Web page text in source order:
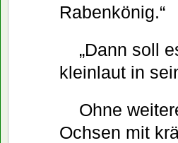
Rabenkönig.“
„Dann soll
kleinlaut in
Ohne
Ochsen mit